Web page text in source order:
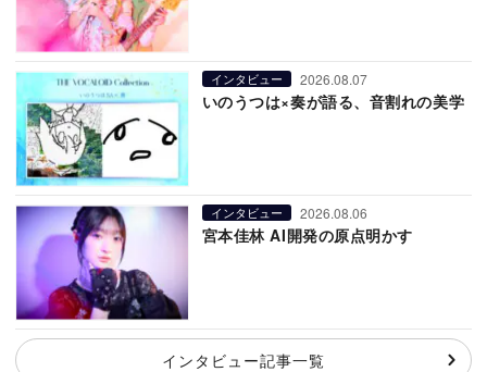
インタビュー 2026.08.07
いのうつは×奏が語る、音割れの美学
インタビュー 2026.08.06
宮本佳林 AI開発の原点明かす
インタビュー記事一覧